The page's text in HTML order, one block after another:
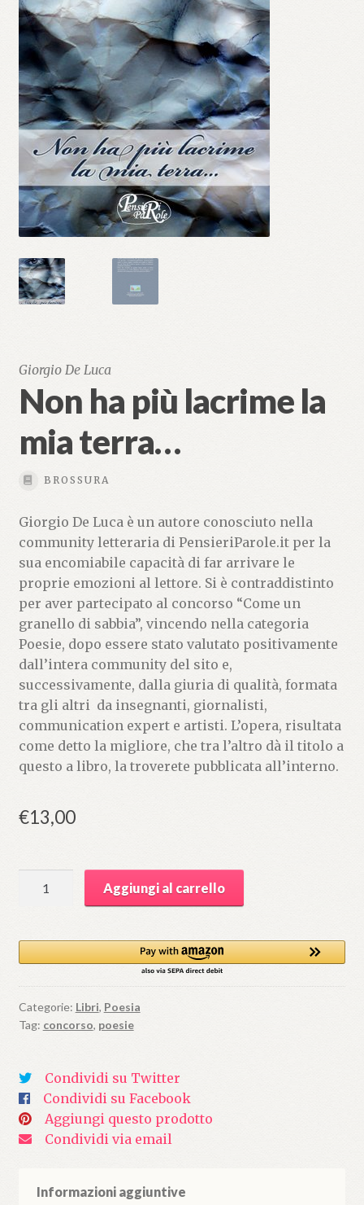
Giorgio De Luca
Non ha più lacrime la
mia terra…
BROSSURA
Giorgio De Luca è un autore conosciuto nella
community letteraria di PensieriParole.it per la
sua encomiabile capacità di far arrivare le
proprie emozioni al lettore. Si è contraddistinto
per aver partecipato al concorso “Come un
granello di sabbia”, vincendo nella categoria
Poesie, dopo essere stato valutato positivamente
dall’intera community del sito e,
successivamente, dalla giuria di qualità, formata 
tra gli altri  da insegnanti, giornalisti,
communication expert e artisti. L’opera, risultata
come detto la migliore, che tra l’altro dà il titolo a
questo a libro, la troverete pubblicata all’interno.
€13,00
lacrime
la
terra...
quantità
Aggiungi al carrello
Categorie: Libri, Poesia
Tag: concorso, poesie
Condividi su Twitter
Condividi su Facebook
Aggiungi questo prodotto
Condividi via email
Informazioni aggiuntive